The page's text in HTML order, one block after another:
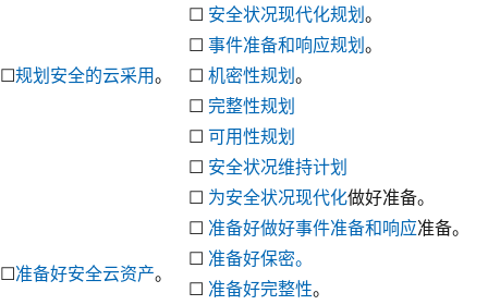
☐规划安全的云采用。
☐ 安全状况现代化规划。
☐ 事件准备和响应规划。
☐ 机密性规划。
☐ 完整性规划
☐ 可用性规划
☐ 安全状况维持计划
☐准备好安全云资产。
☐ 为安全状况现代化做好准备。
☐ 准备好做好事件准备和响应准备。
☐ 准备好保密。
☐ 准备好完整性。